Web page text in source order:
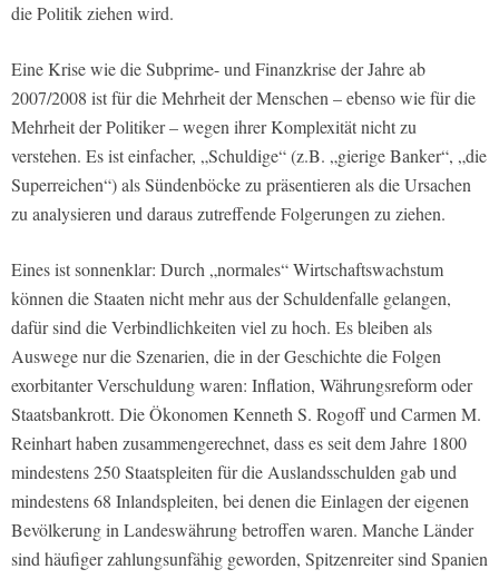
die Politik ziehen wird.
Eine Krise wie die Subprime- und Finanzkrise der Jahre ab
2007/2008 ist für die Mehrheit der Menschen – ebenso wie für die
Mehrheit der Politiker – wegen ihrer Komplexität nicht zu
verstehen. Es ist einfacher, „Schuldige“ (z.B. „gierige Banker“, „die
Superreichen“) als Sündenböcke zu präsentieren als die Ursachen
zu analysieren und daraus zutreffende Folgerungen zu ziehen.
Eines ist sonnenklar: Durch „normales“ Wirtschaftswachstum
können die Staaten nicht mehr aus der Schuldenfalle gelangen,
dafür sind die Verbindlichkeiten viel zu hoch. Es bleiben als
Auswege nur die Szenarien, die in der Geschichte die Folgen
exorbitanter Verschuldung waren: Inflation, Währungsreform oder
Staatsbankrott. Die Ökonomen Kenneth S. Rogoff und Carmen M.
Reinhart haben zusammengerechnet, dass es seit dem Jahre 1800
mindestens 250 Staatspleiten für die Auslandsschulden gab und
mindestens 68 Inlandspleiten, bei denen die Einlagen der eigenen
Bevölkerung in Landeswährung betroffen waren. Manche Länder
sind häufiger zahlungsunfähig geworden, Spitzenreiter sind Spanien